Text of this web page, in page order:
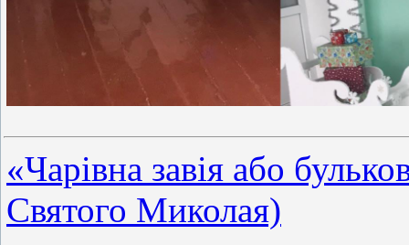
«Чарівна завія або
Святого Миколая)